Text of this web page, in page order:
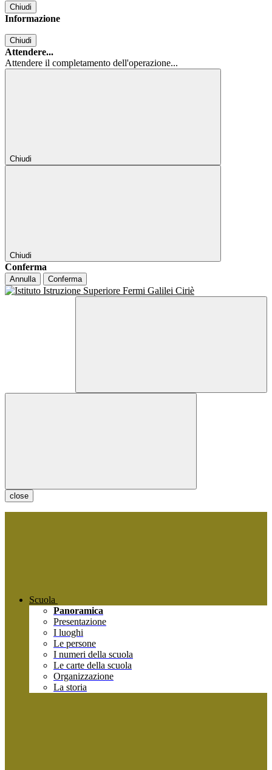
Chiudi
Informazione
Chiudi
Attendere...
Attendere il completamento dell'operazione...
Chiudi
Chiudi
Conferma
Annulla Conferma
close
Scuola
Panoramica
Presentazione
I luoghi
Le persone
I numeri della scuola
Le carte della scuola
Organizzazione
La storia